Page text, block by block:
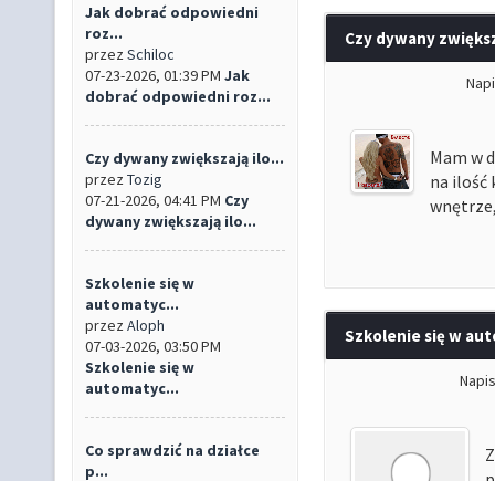
Jak dobrać odpowiedni
roz...
przezSchiloc
07-23-2026, 01:39 PM Jak
dobrać odpowiedni roz...
Czy dywany zwiększają ilo...
przezTozig
07-21-2026, 04:41 PM Czy
dywany zwiększają ilo...
Szkolenie się w
automatyc...
przezAloph
07-03-2026, 03:50 PM
Szkolenie się w
automatyc...
Co sprawdzić na działce
p...
Czy dywany
Mam w
na ilość
Szkolenie się w